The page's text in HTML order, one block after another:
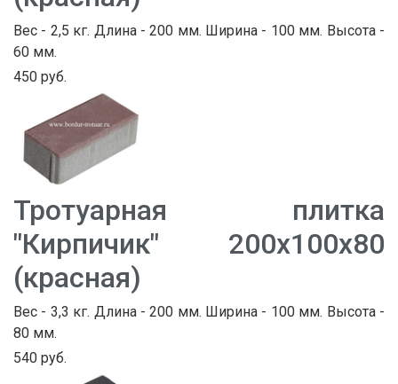
Вес - 2,5 кг. Длина - 200 мм. Ширина - 100 мм. Высота -
60 мм.
450 руб.
Тротуарная плитка
"Кирпичик" 200х100х80
(красная)
Вес - 3,3 кг. Длина - 200 мм. Ширина - 100 мм. Высота -
80 мм.
540 руб.